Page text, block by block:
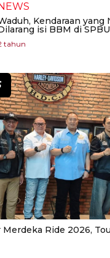
NEWS
Kendaraan yang
isi BBM di
tahun
Merdeka Ride 2026,